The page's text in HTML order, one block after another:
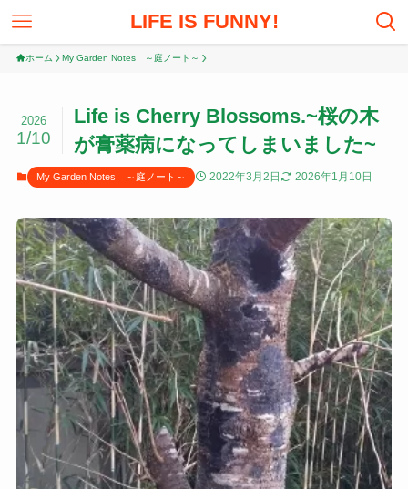
LIFE IS FUNNY!
ホーム My Garden Notes ～庭ノート～
Life is Cherry Blossoms.~桜の木
が膏薬病になってしまいました~
2026
1/10
My Garden Notes ～庭ノート～ 2022年3月2日 2026年1月10日